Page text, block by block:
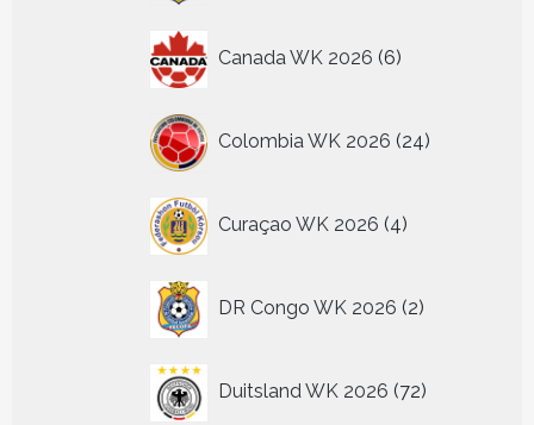
Canada WK 2026 6
producten
Colombia WK 2026 24
producten
Curaçao WK 2026 4
producten
DR Congo WK 2026 2
producten
Duitsland WK 2026 72
producten